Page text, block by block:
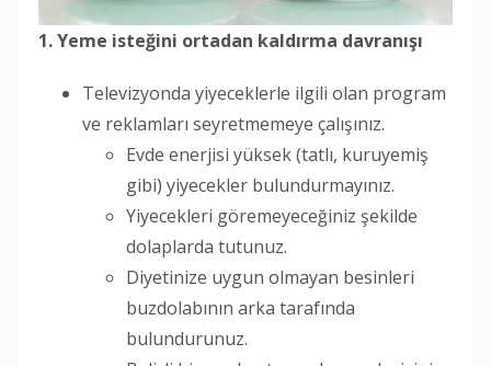
1. Yeme isteğini ortadan kaldırma davranışı
Televizyonda yiyeceklerle ilgili olan program
ve reklamları seyretmemeye çalışınız.
Evde enerjisi yüksek (tatlı, kuruyemiş
gibi) yiyecekler bulundurmayınız.
Yiyecekleri göremeyeceğiniz şekilde
dolaplarda tutunuz.
Diyetinize uygun olmayan besinleri
buzdolabının arka tarafında
bulundurunuz.